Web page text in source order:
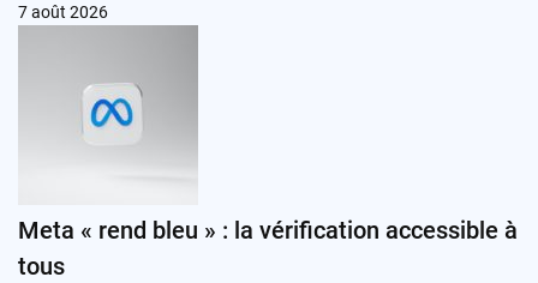
7 août 2026
Meta « rend bleu » : la vérification accessible à
tous